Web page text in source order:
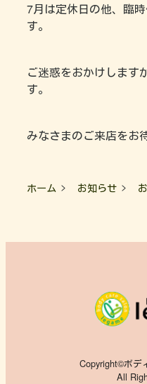
7月は定休日の他、臨
す。
ご迷惑をおかけします
す。
みなさまのご来店をお
ホーム お知らせ
Copyright©ボデ
All